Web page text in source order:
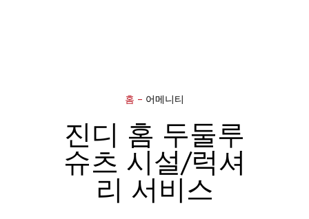
홈 – 어메니티
진디 홈 두둘루
슈츠 시설/럭셔
리 서비스